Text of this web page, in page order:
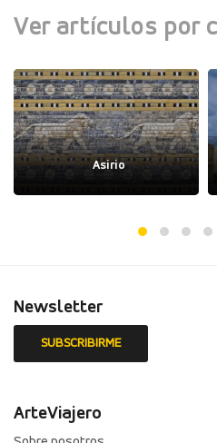
Ver artículos por
Asirio
Newsletter
ArteViajero